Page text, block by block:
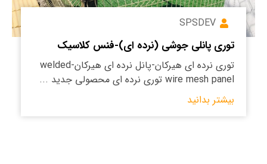
SPSDEV
توری پانلی جوشی (نرده ای)-فنس کلاسیک
توری نرده ای هیرکان-پانل نرده ای هیرکان-welded
wire mesh panel توری نرده ای محصولی جدید ...
بیشتر بدانید